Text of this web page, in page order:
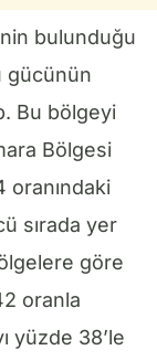
bulunduğu
gücünün
Bu bölgeyi
Bölgesi
oranındaki
sırada yer
göre
oranla
yüzde 38’le